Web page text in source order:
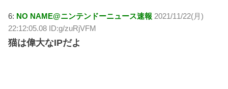
6: NO NAME@ニンテンドーニュース速報 2021/11/22(月)
22:12:05.08 ID:g/zuRjVFM
猫は偉大なIPだよ